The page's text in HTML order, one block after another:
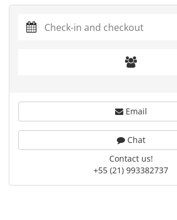
Email
Chat
Contact us!
+55 (21) 993382737